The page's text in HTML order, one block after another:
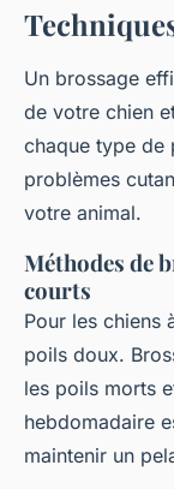
Un brossage
de votre chien
chaque type de
problèmes
votre animal.
Méthodes de
courts
Pour les chiens
poils doux.
les poils morts
hebdomadaire
maintenir un